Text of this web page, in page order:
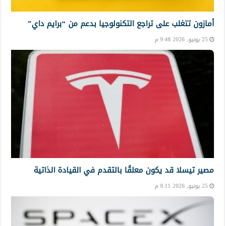
أمازون تتغلب على تراجع التكنولوجيا بدعم من “برايم داي”
25 يونيو, 2026 9:48 م
مصير تيسلا قد يكون معلقًا بالتقدم في القيادة الذاتية
25 يونيو, 2026 8:11 م